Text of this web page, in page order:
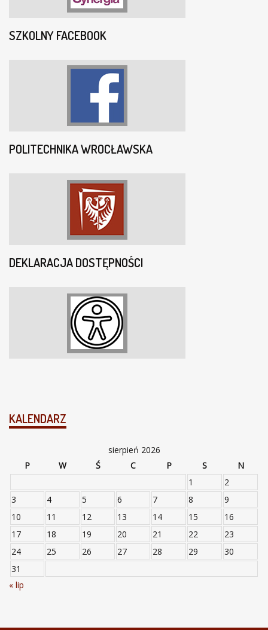
SZKOLNY FACEBOOK
POLITECHNIKA WROCŁAWSKA
DEKLARACJA DOSTĘPNOŚCI
KALENDARZ
sierpień 2026
P
W Ś C P S
N
1
2
3
4 5 6 7 8
9
10
11 12 13 14 15
16
17
18 19 20 21 22
23
24
25 26 27 28 29
30
31
« lip